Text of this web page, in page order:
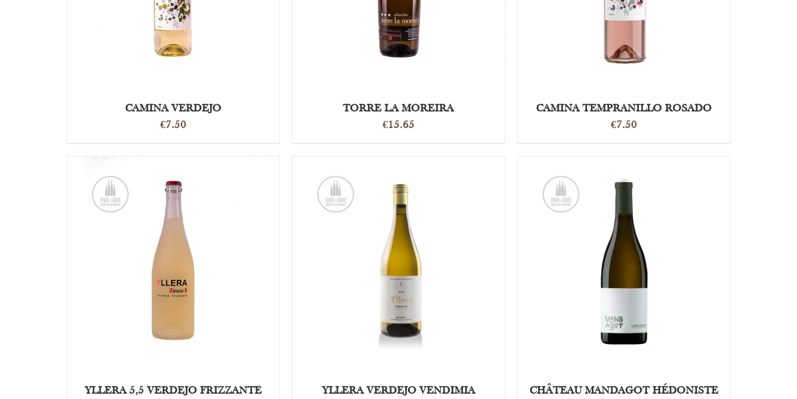
CAMINA VERDEJO
€7.50
TORRE LA MOREIRA
€15.65
CAMINA TEMPRANILLO ROSADO
€7.50
YLLERA 5,5 VERDEJO FRIZZANTE
OPTIES SELECTEREN /
YLLERA VERDEJO VENDIMIA
OPTIES SELECTEREN /
CHÂTEAU MANDAGOT HÉDONISTE